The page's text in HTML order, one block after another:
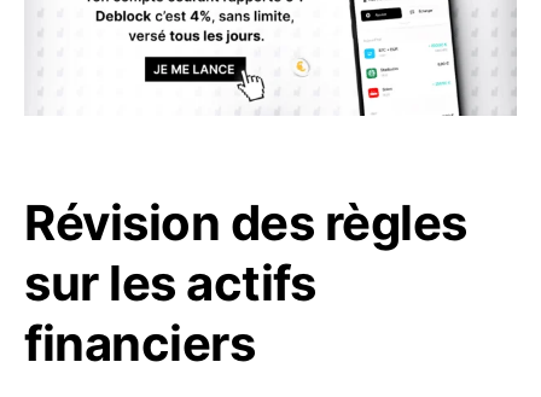
Révision des règles
sur les actifs
financiers